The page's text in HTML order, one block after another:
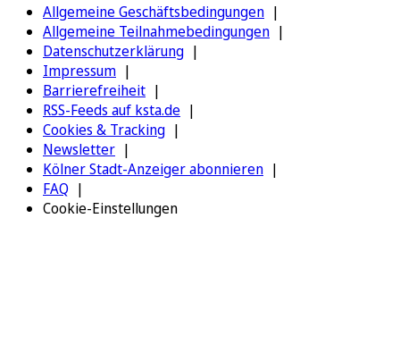
Allgemeine Geschäftsbedingungen
Allgemeine Teilnahmebedingungen
Datenschutzerklärung
Impressum
Barrierefreiheit
RSS-Feeds auf ksta.de
Cookies & Tracking
Newsletter
Kölner Stadt-Anzeiger abonnieren
FAQ
Cookie-Einstellungen